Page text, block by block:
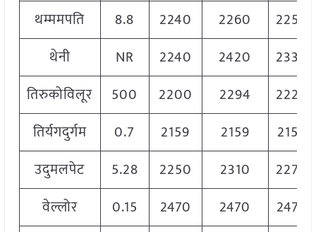
थम्ममपति
8.8 2240 2260
2250
थेनी
NR 2240 2420
2330
तिरुकोविलूर
500 2200 2294
2220
तिर्यगदुर्गम
0.7 2159 2159
2159
उदुमलपेट
5.28 2250 2310
2270
वेल्लोर
0.15 2470 2470
2470